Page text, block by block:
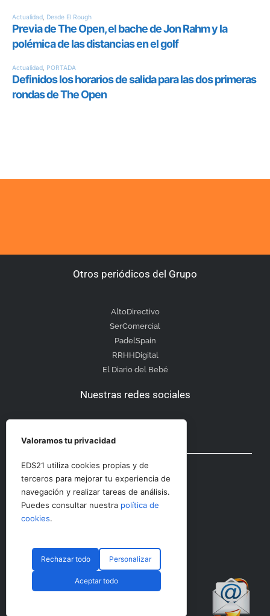
Otros periódicos del Grupo
AltoDirectivo
SerComercial
PadelSpain
RRHHDigital
El Diario del Bebé
Nuestras redes sociales
Otras secciones
Contacto
© CopyRight 2023 RRHHDigital
Valoramos tu privacidad
EDS21 utiliza cookies propias y de
terceros para mejorar tu experiencia de
navegación y realizar tareas de análisis.
Puedes consultar nuestra política de
cookies.
Rechazar todo Personalizar
Aceptar todo